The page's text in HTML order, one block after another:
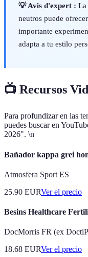
💡 Avis d'expert : La
neutros puede
importante
adapta a tu estilo
📺 Recursos
Para profundizar en las
puedes buscar en
2026". \n
Bañador kappa grei
Atmosfera Sport ES
25.90 EURVer el precio
Besins Healthcare
DocMorris FR (ex
18.68 EURVer el precio